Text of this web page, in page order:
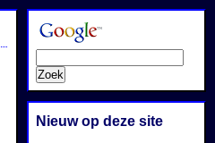
Nieuw op deze site